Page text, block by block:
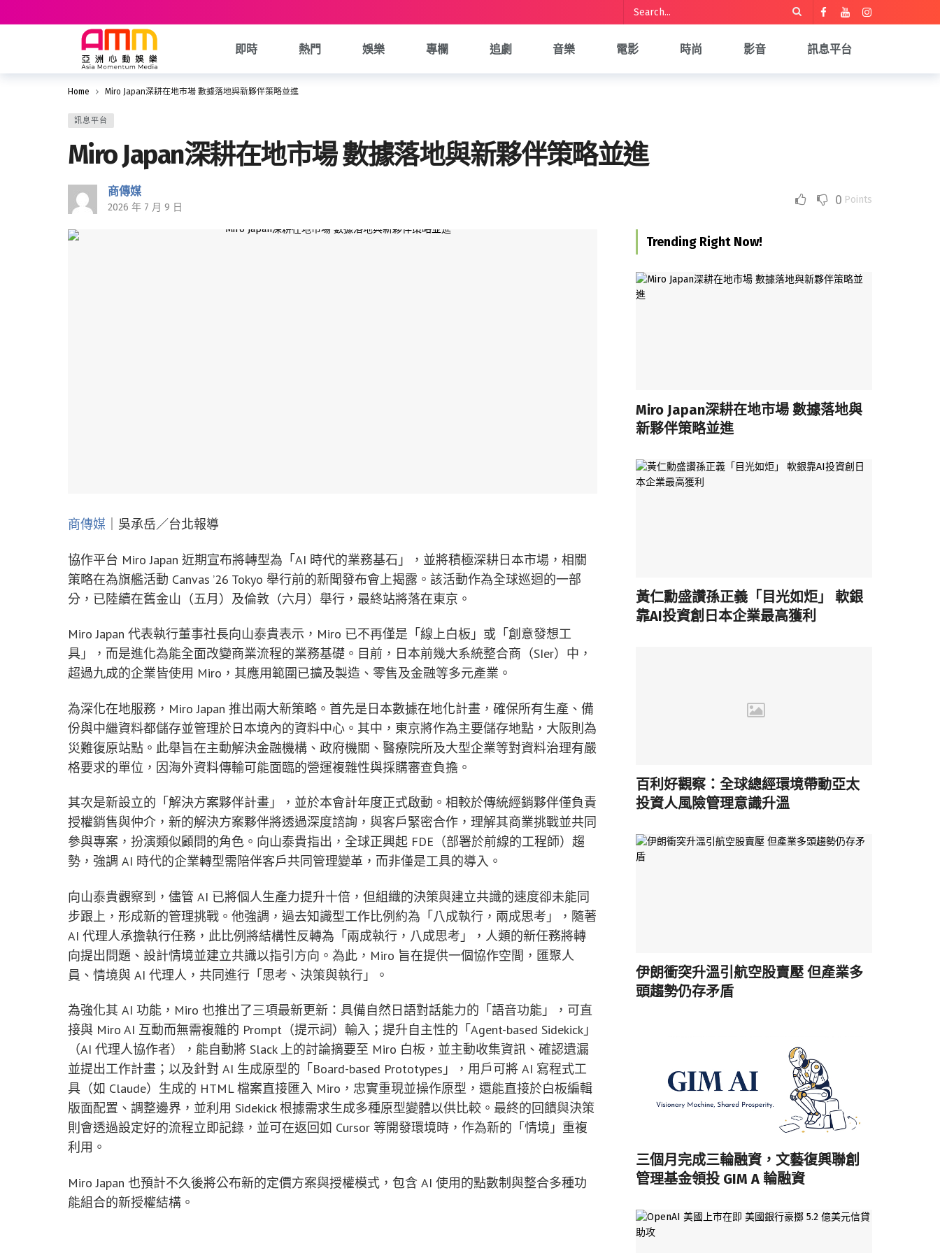
即時 熱門 娛樂 專欄 追劇 音樂 電影 時尚 影音 訊息平台
Home Miro Japan深耕在地市場 數據落地與新夥伴策略並進
訊息平台
Miro Japan深耕在地市場 數據落地與新夥伴策略並進
商傳媒
2026 年 7 月 9 日 0 Points
商傳媒 ｜吳承岳／台北報導
協作平台 Miro Japan 近期宣布將轉型為「AI 時代的業務基石」，並將積極深耕日本市場，相關
策略在為旗艦活動 Canvas ’26 Tokyo 舉行前的新聞發布會上揭露。該活動作為全球巡迴的一部
分，已陸續在舊金山（五月）及倫敦（六月）舉行，最終站將落在東京。
Miro Japan 代表執行董事社長向山泰貴表示，Miro 已不再僅是「線上白板」或「創意發想工
具」，而是進化為能全面改變商業流程的業務基礎。目前，日本前幾大系統整合商（SIer）中，
超過九成的企業皆使用 Miro，其應用範圍已擴及製造、零售及金融等多元產業。
為深化在地服務，Miro Japan 推出兩大新策略。首先是日本數據在地化計畫，確保所有生產、備
份與中繼資料都儲存並管理於日本境內的資料中心。其中，東京將作為主要儲存地點，大阪則為
災難復原站點。此舉旨在主動解決金融機構、政府機關、醫療院所及大型企業等對資料治理有嚴
格要求的單位，因海外資料傳輸可能面臨的營運複雜性與採購審查負擔。
其次是新設立的「解決方案夥伴計畫」，並於本會計年度正式啟動。相較於傳統經銷夥伴僅負責
授權銷售與仲介，新的解決方案夥伴將透過深度諮詢，與客戶緊密合作，理解其商業挑戰並共同
參與專案，扮演類似顧問的角色。向山泰貴指出，全球正興起 FDE（部署於前線的工程師）趨
勢，強調 AI 時代的企業轉型需陪伴客戶共同管理變革，而非僅是工具的導入。
向山泰貴觀察到，儘管 AI 已將個人生產力提升十倍，但組織的決策與建立共識的速度卻未能同
步跟上，形成新的管理挑戰。他強調，過去知識型工作比例約為「八成執行，兩成思考」，隨著
AI 代理人承擔執行任務，此比例將結構性反轉為「兩成執行，八成思考」，人類的新任務將轉
向提出問題、設計情境並建立共識以指引方向。為此，Miro 旨在提供一個協作空間，匯聚人
員、情境與 AI 代理人，共同進行「思考、決策與執行」。
為強化其 AI 功能，Miro 也推出了三項最新更新：具備自然日語對話能力的「語音功能」，可直
接與 Miro AI 互動而無需複雜的 Prompt（提示詞）輸入；提升自主性的「Agent-based Sidekick」
（AI 代理人協作者），能自動將 Slack 上的討論摘要至 Miro 白板，並主動收集資訊、確認遺漏
並提出工作計畫；以及針對 AI 生成原型的「Board-based Prototypes」，用戶可將 AI 寫程式工
具（如 Claude）生成的 HTML 檔案直接匯入 Miro，忠實重現並操作原型，還能直接於白板編輯
版面配置、調整邊界，並利用 Sidekick 根據需求生成多種原型變體以供比較。最終的回饋與決策
則會透過設定好的流程立即記錄，並可在返回如 Cursor 等開發環境時，作為新的「情境」重複
利用。
Miro Japan 也預計不久後將公布新的定價方案與授權模式，包含 AI 使用的點數制與整合多種功
能組合的新授權結構。
Trending Right Now!
Miro Japan深耕在地市場 數據落地與
新夥伴策略並進
黃仁勳盛讚孫正義「目光如炬」 軟銀
靠AI投資創日本企業最高獲利
百利好觀察：全球總經環境帶動亞太
投資人風險管理意識升溫
伊朗衝突升溫引航空股賣壓 但產業多
頭趨勢仍存矛盾
三個月完成三輪融資，文藝復興聯創
管理基金領投 GIM A 輪融資